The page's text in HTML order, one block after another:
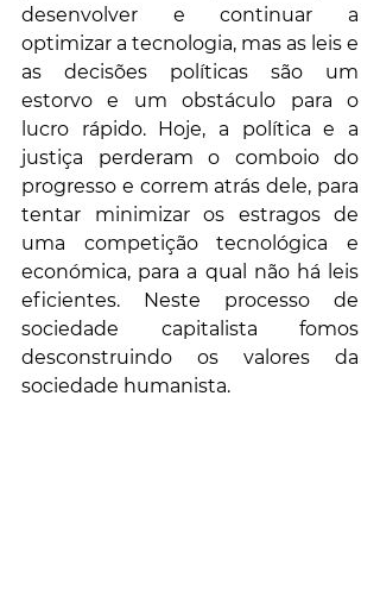
desenvolver e continuar a
optimizar a tecnologia, mas as leis e
as decisões políticas são um
estorvo e um obstáculo para o
lucro rápido. Hoje, a política e a
justiça perderam o comboio do
progresso e correm atrás dele, para
tentar minimizar os estragos de
uma competição tecnológica e
económica, para a qual não há leis
eficientes. Neste processo de
sociedade capitalista fomos
desconstruindo os valores da
sociedade humanista.